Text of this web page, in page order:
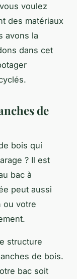
voulez
des matériaux
avons la
dans cet
de
bois qui
? Il est
bac à
peut aussi
ou votre
structure
de bois.
bac soit